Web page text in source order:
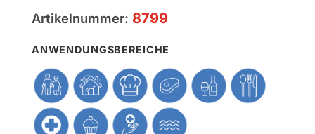
Artikelnummer: 8799
ANWENDUNGSBEREICHE